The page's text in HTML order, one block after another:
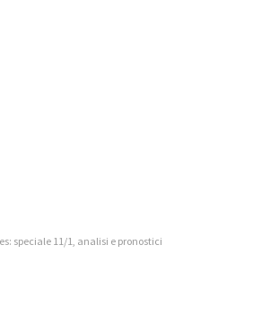
speciale 11/1, analisi e pronostici